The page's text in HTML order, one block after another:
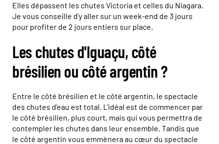
Elles dépassent les chutes Victoria et celles du Niagara.
Je vous conseille d'y aller sur un week-end de 3 jours
pour profiter de 2 jours entiers sur place.
Les chutes d'Iguaçu, côté
brésilien ou côté argentin ?
Entre le côté brésilien et le côté argentin, le spectacle
des chutes d'eau est total. L'idéal est de commencer par
le côté brésilien, plus court, mais qui vous permettra de
contempler les chutes dans leur ensemble. Tandis que
le côté argentin vous emmènera au cœur du spectacle